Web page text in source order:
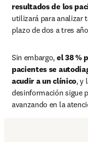
resultados de los
utilizará para analizar
plazo de dos a tres
Sin embargo, el 38 %
pacientes se
acudir a un clínico, y
desinformación sigue
avanzando en la